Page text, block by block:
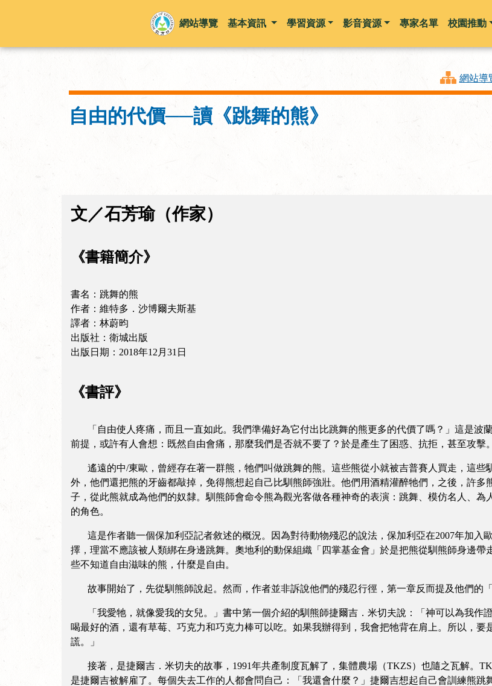
跳到主要內容
網站導覽 基本資訊 學習資源 影音資源 專家名單 校園推動
網站導
自由的代價──讀《跳舞的熊》
文／石芳瑜（作家）
《書籍簡介》
書名：跳舞的熊
作者：維特多．沙博爾夫斯基
譯者：林蔚昀
出版社：衛城出版
出版日期：2018年12月31日
《書評》
「自由使人疼痛，而且一直如此。我們準備好為它付出比跳舞的熊更多的代價了嗎？」這是波
前提，或許有人會想：既然自由會痛，那麼我們是否就不要了？於是產生了困惑、抗拒，甚至攻擊
遙遠的中/東歐，曾經存在著一群熊，牠們叫做跳舞的熊。這些熊從小就被吉普賽人買走，這些
外，他們還把熊的牙齒都敲掉，免得熊想起自己比馴熊師強壯。他們用酒精灌醉牠們，之後，許
子，從此熊就成為他們的奴隸。馴熊師會命令熊為觀光客做各種神奇的表演：跳舞、模仿名人、
的角色。
這是作者聽一個保加利亞記者敘述的概況。因為對待動物殘忍的說法，保加利亞在2007年加入
擇，理當不應該被人類綁在身邊跳舞。奧地利的動保組織「四掌基金會」於是把熊從馴熊師身邊
些不知道自由滋味的熊，什麼是自由。
故事開始了，先從馴熊師說起。然而，作者並非訴說他們的殘忍行徑，第一章反而提及他們的「
「我愛牠，就像愛我的女兒。」書中第一個介紹的馴熊師捷爾吉．米切夫說：「神可以為我作
喝最好的酒，還有草莓、巧克力和巧克力棒可以吃。如果我辦得到，我會把牠背在肩上。所以，
謊。」
接著，是捷爾吉．米切夫的故事，1991年共產制度瓦解了，集體農場（TKZS）也隨之瓦解。
是捷爾吉被解雇了。每個失去工作的人都會問自己：「我還會什麼？」捷爾吉想起自己會訓練熊跳